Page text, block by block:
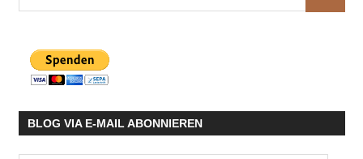
nach:
BLOG VIA E-MAIL ABONNIEREN